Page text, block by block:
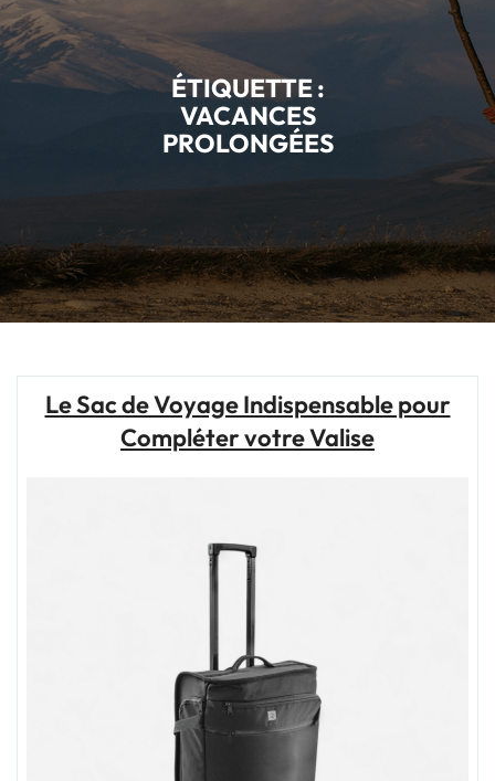
ÉTIQUETTE :
VACANCES
PROLONGÉES
Le Sac de Voyage Indispensable pour
Compléter votre Valise